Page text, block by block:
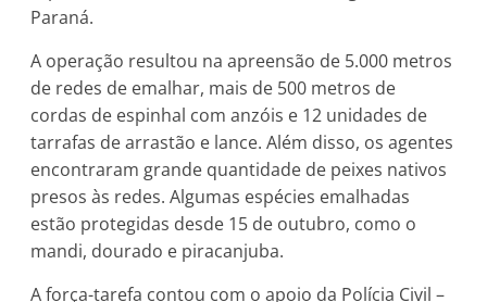
Paraná.
A operação resultou na apreensão de 5.000 metros
de redes de emalhar, mais de 500 metros de
cordas de espinhal com anzóis e 12 unidades de
tarrafas de arrastão e lance. Além disso, os agentes
encontraram grande quantidade de peixes nativos
presos às redes. Algumas espécies emalhadas
estão protegidas desde 15 de outubro, como o
mandi, dourado e piracanjuba.
A força-tarefa contou com o apoio da Polícia Civil –